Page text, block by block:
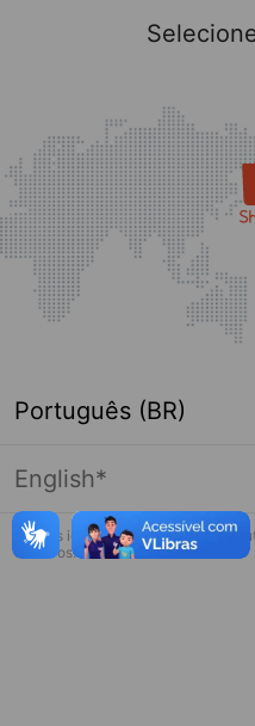
Página
Desculpe, algo
Português (BR)
English*
* Esses idiomas serão traduzidos
terceiros.